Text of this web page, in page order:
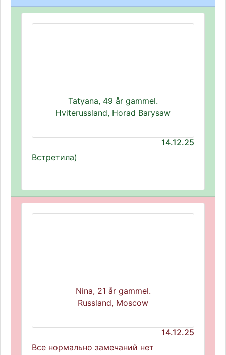
Tatyana, 49 år gammel.
Hviterussland, Horad Barysaw
14.12.25
Встретила)
Nina, 21 år gammel.
Russland, Moscow
14.12.25
Все нормально замечаний нет